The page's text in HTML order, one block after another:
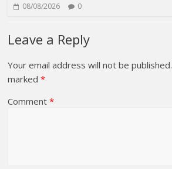
08/08/2026 0
Leave a Reply
Your email address will not be published.
marked*
Comment*